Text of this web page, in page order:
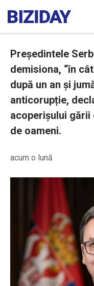
Președintele
demisiona, “în
după un an și
anticorupție,
acoperișului gării
de oameni.
acum o lună